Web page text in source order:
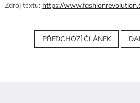
Zdroj textu: https://
PŘEDCHOZÍ ČLÁNEK